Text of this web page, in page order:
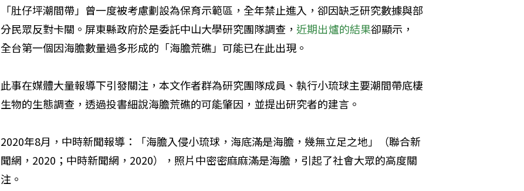
「肚仔坪潮間帶」曾一度被考慮劃設為保育示範區，全年禁止進入，卻因缺乏研究數據與部
分民眾反對卡關。屏東縣政府於是委託中山大學研究團隊調查， 近期出爐的結果卻顯示，
全台第一個因海膽數量過多形成的「海膽荒礁」可能已在此出現。
此事在媒體大量報導下引發關注，本文作者群為研究團隊成員、執行小琉球主要潮間帶底棲
生物的生態調查，透過投書細說海膽荒礁的可能肇因，並提出研究者的建言。
2020年8月，中時新聞報導：「海膽入侵小琉球，海底滿是海膽，幾無立足之地」（聯合新
聞網，2020；中時新聞網，2020），照片中密密麻麻滿是海膽，引起了社會大眾的高度關
注。